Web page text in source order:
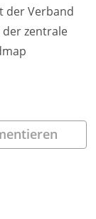
der Verband
zentrale